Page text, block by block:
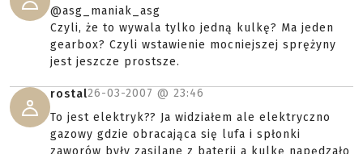
@asg_maniak_asg
Czyli, że to wywala tylko jedną kulkę? Ma jeden
gearbox? Czyli wstawienie mocniejszej sprężyny
jest jeszcze prostsze.
rostal26-03-2007 @ 23:46
To jest elektryk?? Ja widziałem ale elektryczno
gazowy gdzie obracająca się lufa i spłonki
zaworów były zasilane z baterii a kulkę napędzało